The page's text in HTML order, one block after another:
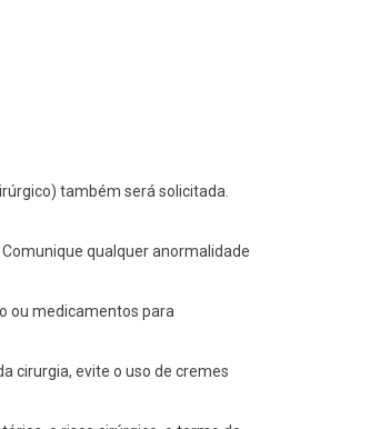
também será solicitada.
qualquer anormalidade
ou medicamentos para
cirurgia, evite o uso de cremes